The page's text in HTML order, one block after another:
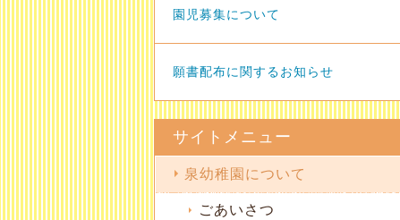
園児募集について
願書配布に関するお知らせ
サイトメニュー
泉幼稚園について
ごあいさつ